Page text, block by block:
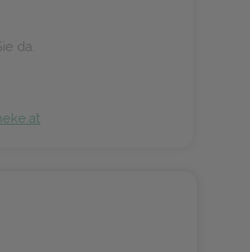
da.